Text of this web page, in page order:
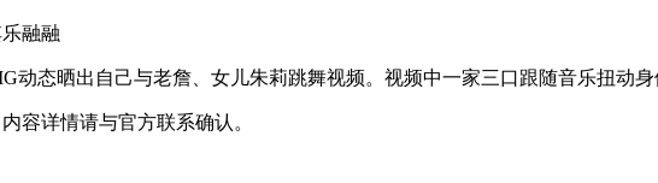
融融
动态晒出自己与老詹、女儿朱莉跳舞视频。视频中一家三口跟随音乐扭动身
容详情请与官方联系确认。